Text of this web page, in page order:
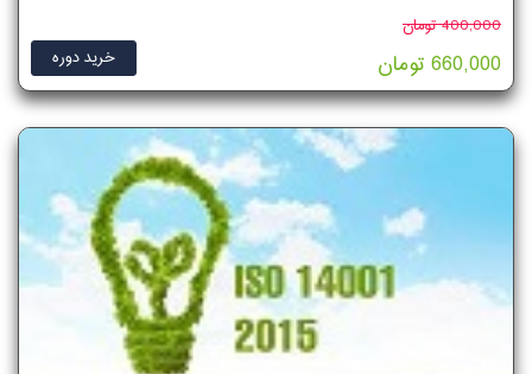
400,000 تومان
خرید دوره
660,000 تومان